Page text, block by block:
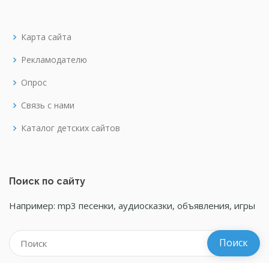
Карта сайта
Рекламодателю
Опрос
Связь с нами
Каталог детских сайтов
Поиск по сайту
Например: mp3 песенки, аудиосказки, объявления, игры